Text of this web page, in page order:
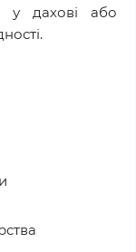
у дахові або